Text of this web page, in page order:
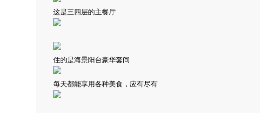
这是三四层的主餐厅
住的是海景阳台豪华套间
每天都能享用各种美食，应有尽有